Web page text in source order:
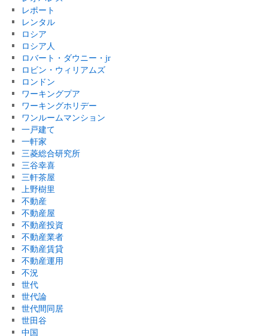
レポート
レンタル
ロシア
ロシア人
ロバート・ダウニー・jr
ロビン・ウィリアムズ
ロンドン
ワーキングプア
ワーキングホリデー
ワンルームマンション
一戸建て
一軒家
三菱総合研究所
三谷幸喜
三軒茶屋
上野樹里
不動産
不動産屋
不動産投資
不動産業者
不動産賃貸
不動産運用
不況
世代
世代論
世代間同居
世田谷
中国